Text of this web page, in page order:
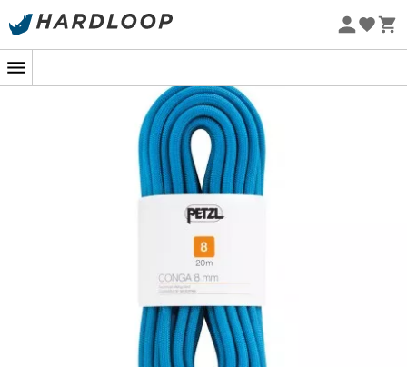
Letnie promocje 🔥 -5% DODATKOWO przy zakupie 2